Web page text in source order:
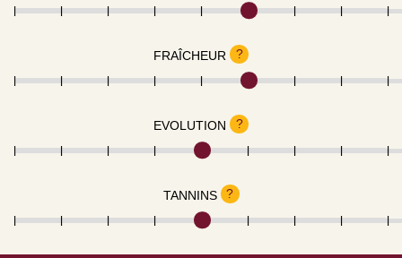
FRAÎCHEUR ?
EVOLUTION ?
TANNINS ?